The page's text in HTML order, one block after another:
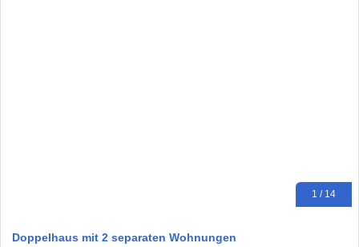
1 / 14
Doppelhaus mit 2 separaten Wohnungen